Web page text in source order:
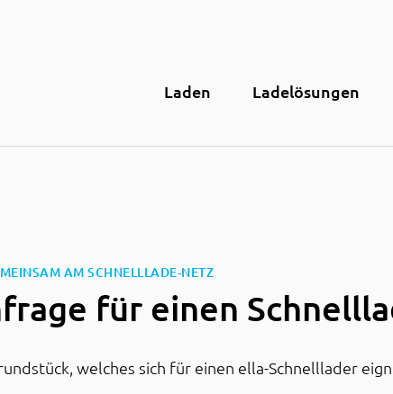
Laden Ladelösungen
AM SCHNELLLADE-NETZ:
für einen
welches sich für einen ella-Schnelllader